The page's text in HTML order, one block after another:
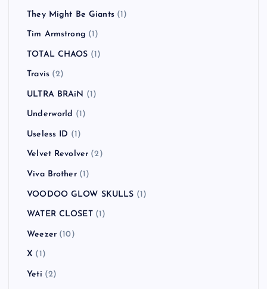
They Might Be Giants(1)
Tim Armstrong (1)
TOTAL CHAOS (1)
Travis(2)
ULTRA BRAiN (1)
Underworld (1)
Useless ID (1)
Velvet Revolver (2)
Viva Brother(1)
VOODOO GLOW SKULLS (1)
WATER CLOSET(1)
Weezer(10)
X (1)
Yeti (2)